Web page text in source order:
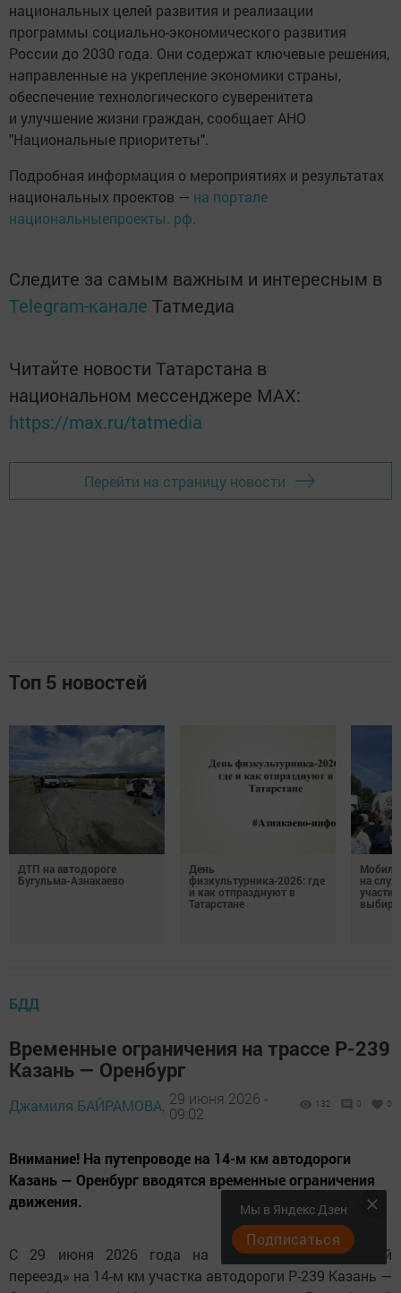
национальных целей развития и реализации
программы социально-экономического развития
России до 2030 года. Они содержат ключевые решения,
направленные на укрепление экономики страны,
обеспечение технологического суверенитета
и улучшение жизни граждан, сообщает АНО
"Национальные приоритеты".
Подробная информация о мероприятиях и результатах
национальных проектов — на портале
национальныепроекты. рф.
Следите за самым важным и интересным в
Telegram-канале Татмедиа
Читайте новости Татарстана в
национальном мессенджере MАХ:
https://max.ru/tatmedia
Перейти на страницу новости
Топ 5 новостей
ДТП на автодороге
Бугульма-Азнакаево
День
физкультурника‑2026: где
и как отпразднуют в
Татарстане
на
БДД
Временные ограничения на трассе Р-239
Казань — Оренбург
Джамиля БАЙРАМОВА, 29 июня 2026 -
09:02
132 0 0
Внимание! На путепроводе на 14-м км автодороги
Казань — Оренбург вводятся временные ограничения
движения.
С 29 июня 2026 года на путепроводе «Танковый
переезд» на 14-м км участка автодороги Р-239 Казань —
Мы в Яндекс Дзен
Подписаться